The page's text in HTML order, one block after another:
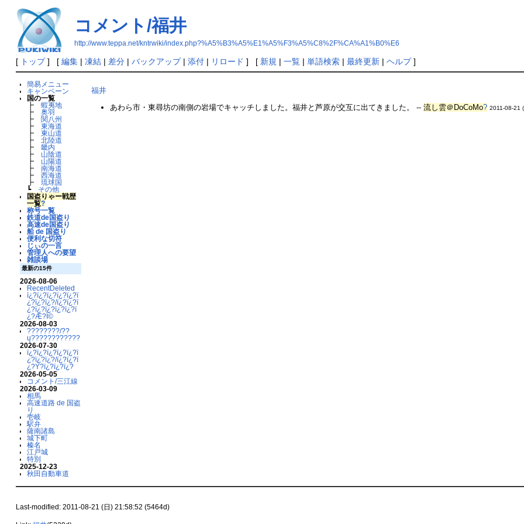
コメント/福井
http://www.teppa.net/kntrwiki/index.php?%A5%B3%A5%E1%A5%F3%A5%C8%2F%CA%A1%B0%E6
[ トップ] [ 編集| 凍結| 差分| バックアップ| 添付| リロード ] [ 新規 | 一覧| 単語検索| 最終更新| ヘルプ]
簡易メニュー
キャンペーン
国の一覧
┣ 蝦夷地
┣ 奥羽
┣
関八州
┣ 東海道
┣ 東山道
┣ 北陸道
┣ 畿内
┣
山陰道
┣
山陽道
┣ 南海道
┣ 西海道
┣ 琉球国
┗
その他
国盗りゃー戦歴
一覧?
称号一覧
鉄道de国盗り
高速de国盗り
船 de 国盗り
便利な切符
じぃの一言
管理人への要望
雑談場
最新の15件
2026-08-06
RecentDeleted
ï¿?ï¿?ï¿?ï¿?ï¿?ï
¿?ï¿?ï¿?/ï¿?ï¿?ï
¿?ï¿?ï¿?ï¿?ï¿?ï
¿?Æ?Ï©
2026-08-03
????????/??
ų????????????
2026-07-30
ï¿?ï¿?ï¿?ï¿?ï¿?ï
¿?ï¿?ï¿?/ï¿?ï¿?ï
¿?Ý?ï¿?ï¿?ï¿?
2026-05-05
コメント/三江線
2026-03-09
相馬
高速道路 de 国盗
り
壱岐
駅弁
薩南諸島
城下町
榛名
江戸城
特別
2025-12-23
秋田自動車道
福井
あわら市・東尋坊の南側の岩場でキャッチしました。福井と芦原が交互に出てきました。 --流し雲＠DoCoMo? 2011-08-21
Last-modified: 2011-08-21 (日) 21:58:52 (5464d)